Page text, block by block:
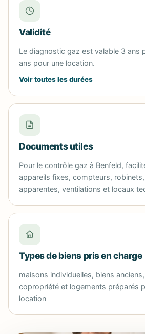
Validité
Le diagnostic gaz est valable 3 ans
ans pour une location.
Voir toutes les durées
Documents utiles
Pour le contrôle gaz à Benfeld,
appareils fixes, compteurs,
apparentes, ventilations et locaux
Types de biens pris en charge
maisons individuelles, biens
copropriété et logements préparés
location